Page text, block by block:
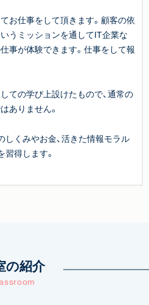
お仕事をして頂きます。顧客の依
うミッションを通してIT企業な
事が体験できます。仕事をして報
ての学び上設けたもので、通常の
ありません。
しくみやお金、活きた情報モラル
得します。
の紹介